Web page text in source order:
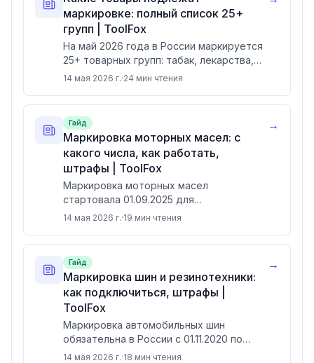
маркировке: полный список 25+
групп | ToolFox
На май 2026 года в России маркируется
25+ товарных групп: табак, лекарства,
обувь, парфюмерия, молочка, шины,
кондитерка и спецодежда; с мая,
стройматериалы и радиоэлектроника; с
июня, кофе. Штрафы от 5 000 до 500 000
₽.
14 мая 2026 г.·24 мин чтения
Гайд
Маркировка моторных масел: с
какого числа, как работать,
штрафы | ToolFox
Маркировка моторных масел
стартовала 01.09.2025 для
производителей и импортёров
01.12.2025, запрет оборота
немаркированной продукции. С
01.04.2026, поэкземплярный учёт в
рознице через ФФД 1.2. С 01.10.2026,
режим блокировки продажи проблемных
кодов. Штрафы по ст. 15.12 КоАП от 5 000
до 300 000 ₽ + конфискация.
14 мая 2026 г.·19 мин чтения
→
Гайд
Маркировка шин и резинотехники:
как подключиться, штрафы |
ToolFox
Маркировка автомобильных шин
обязательна в России с 01.11.2020 по
постановлению № 1958. С 01.06.2026
14 мая 2026 г.·18 мин чтения
→